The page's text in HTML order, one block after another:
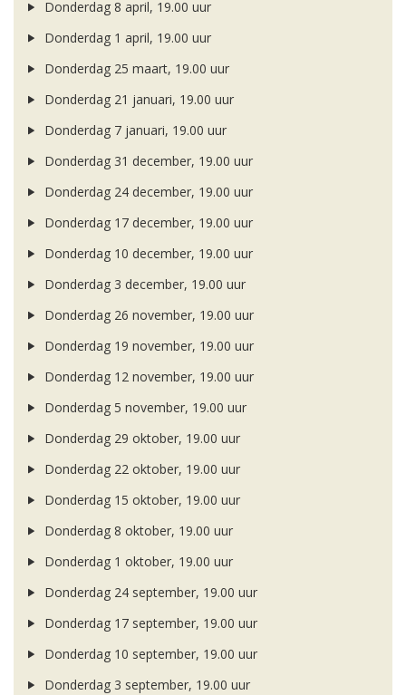
Donderdag 8 april, 19.00 uur
Donderdag 1 april, 19.00 uur
Donderdag 25 maart, 19.00 uur
Donderdag 21 januari, 19.00 uur
Donderdag 7 januari, 19.00 uur
Donderdag 31 december, 19.00 uur
Donderdag 24 december, 19.00 uur
Donderdag 17 december, 19.00 uur
Donderdag 10 december, 19.00 uur
Donderdag 3 december, 19.00 uur
Donderdag 26 november, 19.00 uur
Donderdag 19 november, 19.00 uur
Donderdag 12 november, 19.00 uur
Donderdag 5 november, 19.00 uur
Donderdag 29 oktober, 19.00 uur
Donderdag 22 oktober, 19.00 uur
Donderdag 15 oktober, 19.00 uur
Donderdag 8 oktober, 19.00 uur
Donderdag 1 oktober, 19.00 uur
Donderdag 24 september, 19.00 uur
Donderdag 17 september, 19.00 uur
Donderdag 10 september, 19.00 uur
Donderdag 3 september, 19.00 uur